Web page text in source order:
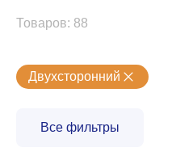
Товаров: 88
Двухсторонний
Все фильтры